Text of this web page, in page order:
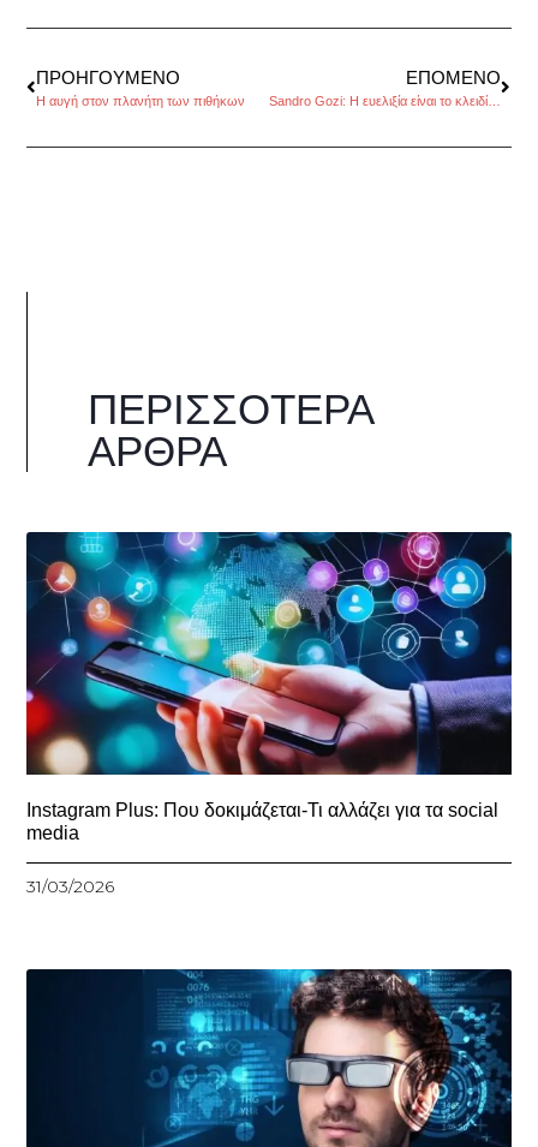
ΠΡΟΗΓΟΎΜΕΝΟ
Η αυγή στον πλανήτη των πιθήκων
ΕΠΌΜΕΝΟ
Sandro Gozi: Η ευελιξία είναι το κλειδί της ανάπτυξης
ΠΕΡΙΣΣΌΤΕΡΑ
ΆΡΘΡΑ
Instagram Plus: Που δοκιμάζεται-Τι αλλάζει για τα social
media
31/03/2026